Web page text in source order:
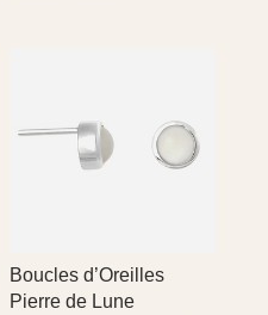
Boucles d’Oreilles
Pierre de Lune